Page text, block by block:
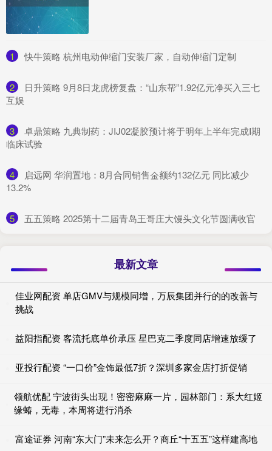
1 ​快牛策略 杭州电动伸缩门安装厂家，自动伸缩门定制
2
​日升策略 9月8日龙虎榜复盘：“山东帮”1.92亿元净买入三七
互娱
3
​卓鼎策略 九典制药：JIJ02凝胶预计将于明年上半年完成Ⅰ期
临床试验
4
​启远网 华润置地：8月合同销售金额约132亿元 同比减少
13.2%
5 ​五五策略 2025第十二届青岛王哥庄大馒头文化节圆满收官
最新文章
佳业网配资 单店GMV与规模同增，万辰集团并行的的改善与
挑战
益阳指配资 客流托底单价承压 星巴克二季度同店增速放缓了
亚投行配资 “一口价”金饰最低7折？深圳多家金店打折促销
领航优配 宁波街头出现！密密麻麻一片，园林部门：系大红姬
缘蝽，无毒，本周将进行消杀
富途证券 河南“东大门”未来怎么开？商丘“十五五”这样建高地